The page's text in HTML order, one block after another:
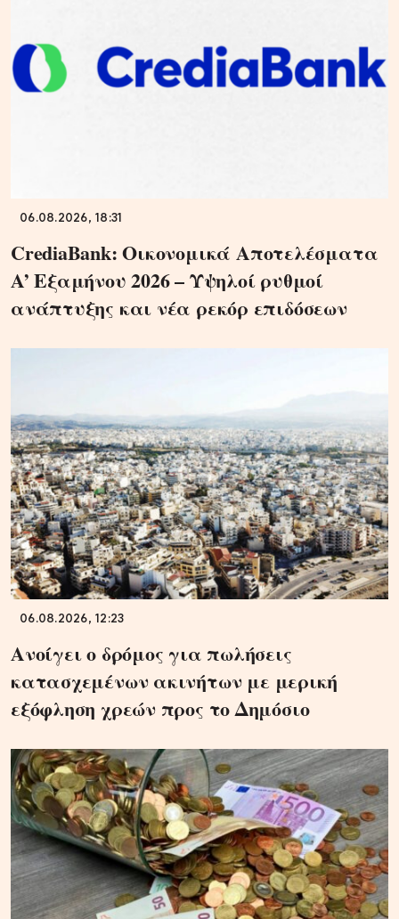
06.08.2026, 18:31
CrediaBank: Οικονομικά Αποτελέσματα
A’ Εξαμήνου 2026 – Υψηλοί ρυθμοί
ανάπτυξης και νέα ρεκόρ επιδόσεων
06.08.2026, 12:23
Ανοίγει ο δρόμος για πωλήσεις
κατασχεμένων ακινήτων με μερική
εξόφληση χρεών προς το Δημόσιο